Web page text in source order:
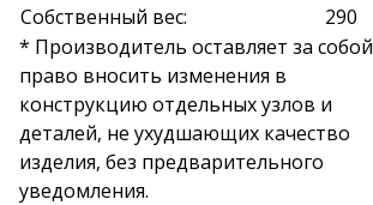
Собственный вес:
290
* Производитель оставляет за собой
право вносить изменения в
конструкцию отдельных узлов и
деталей, не ухудшающих качество
изделия, без предварительного
уведомления.